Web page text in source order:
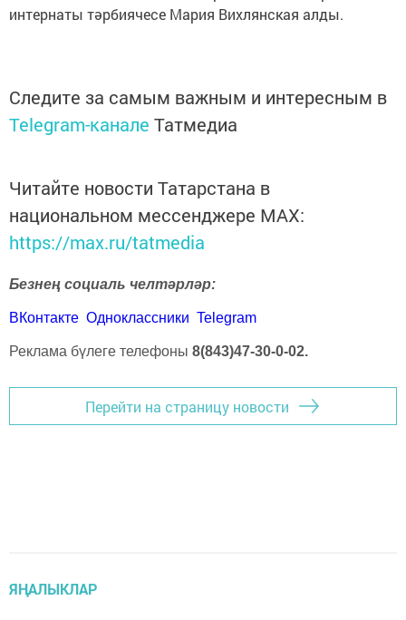
интернаты тәрбиячесе Мария Вихлянская алды.
Следите за самым важным и интересным в
Telegram-канале Татмедиа
Читайте новости Татарстана в
национальном мессенджере MАХ:
https://max.ru/tatmedia
Безнең социаль челтәрләр:
ВКонтакте Одноклассники Telegram
Реклама бүлеге телефоны 8(843)47-30-0-02.
Перейти на страницу новости
ЯҢАЛЫКЛАР